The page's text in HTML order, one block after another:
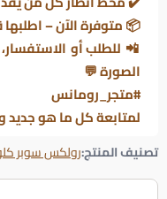
📦متوفرة الآن –
📲 للطلب أو
الصورة💬
#متجر_رومانس
لمتابعة كل ما هو جديد
تصنيف المنتج:رولكس سوبر